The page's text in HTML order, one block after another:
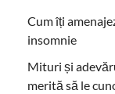
Cum îți
insomnie
Mituri și
merită să le